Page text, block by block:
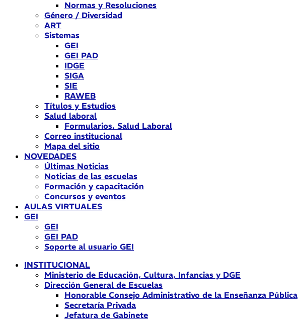
Normas y Resoluciones
Género / Diversidad
ART
Sistemas
GEI
GEI PAD
IDGE
SIGA
SIE
RAWEB
Títulos y Estudios
Salud laboral
Formularios. Salud Laboral
Correo institucional
Mapa del sitio
NOVEDADES
Últimas Noticias
Noticias de las escuelas
Formación y capacitación
Concursos y eventos
AULAS VIRTUALES
GEI
GEI
GEI PAD
Soporte al usuario GEI
INSTITUCIONAL
Ministerio de Educación, Cultura, Infancias y DGE
Dirección General de Escuelas
Honorable Consejo Administrativo de la Enseñanza Pública
Secretaría Privada
Jefatura de Gabinete